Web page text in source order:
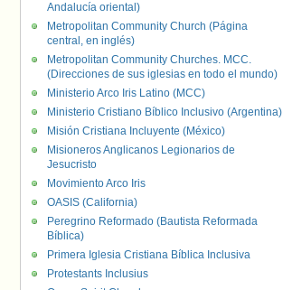
Andalucía oriental)
Metropolitan Community Church (Página
central, en inglés)
Metropolitan Community Churches. MCC.
(Direcciones de sus iglesias en todo el mundo)
Ministerio Arco Iris Latino (MCC)
Ministerio Cristiano Bíblico Inclusivo (Argentina)
Misión Cristiana Incluyente (México)
Misioneros Anglicanos Legionarios de
Jesucristo
Movimiento Arco Iris
OASIS (California)
Peregrino Reformado (Bautista Reformada
Bíblica)
Primera Iglesia Cristiana Bíblica Inclusiva
Protestants Inclusius